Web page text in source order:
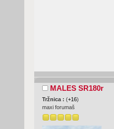
MALES SR180r
Tržnica : (+16)
maxi forumaš